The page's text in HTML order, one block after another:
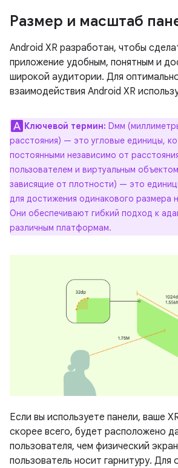
Размер и масштаб
Android XR разработан, чтобы
приложение удобным, понятным и
широкой аудитории. Для
взаимодействия Android XR
Ключевой термин: Dмм
расстояния) — это угловые единицы,
постоянными независимо от
пользователем и виртуальным
зависящие от плотности) — это
для достижения одинакового размера
Они обеспечивают гибкий подход к
различным платформам.
Если вы используете панели, ваше
скорее всего, будет расположено
пользователя, чем физический
пользователь носит гарнитуру. Для